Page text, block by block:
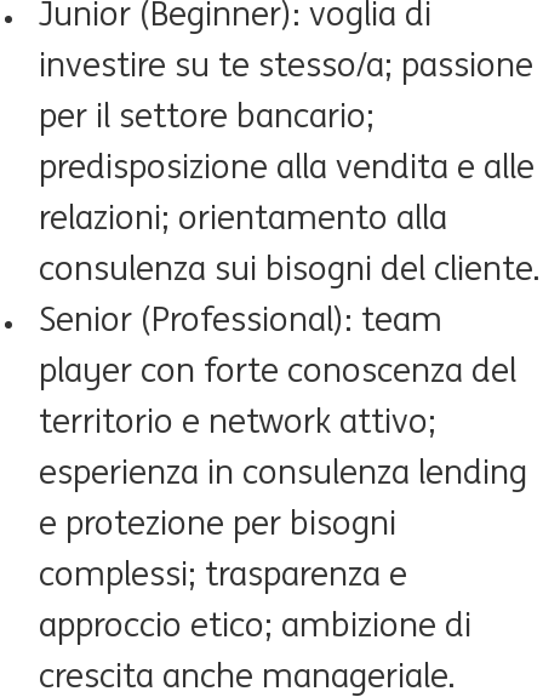
Junior (Beginner): voglia di
investire su te stesso/a; passione
per il settore bancario;
predisposizione alla vendita e alle
relazioni; orientamento alla
consulenza sui bisogni del cliente.
Senior (Professional): team
player con forte conoscenza del
territorio e network attivo;
esperienza in consulenza lending
e protezione per bisogni
complessi; trasparenza e
approccio etico; ambizione di
crescita anche manageriale.